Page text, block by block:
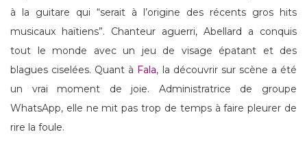
à la guitare qui “serait à l’origine des récents gros hits
musicaux haïtiens”. Chanteur aguerri, Abellard a conquis
tout le monde avec un jeu de visage épatant et des
blagues ciselées. Quant à Fala, la découvrir sur scène a été
un vrai moment de joie. Administratrice de groupe
WhatsApp, elle ne mit pas trop de temps à faire pleurer de
rire la foule.